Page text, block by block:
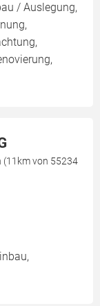
/ Auslegung,
(11km von 55234